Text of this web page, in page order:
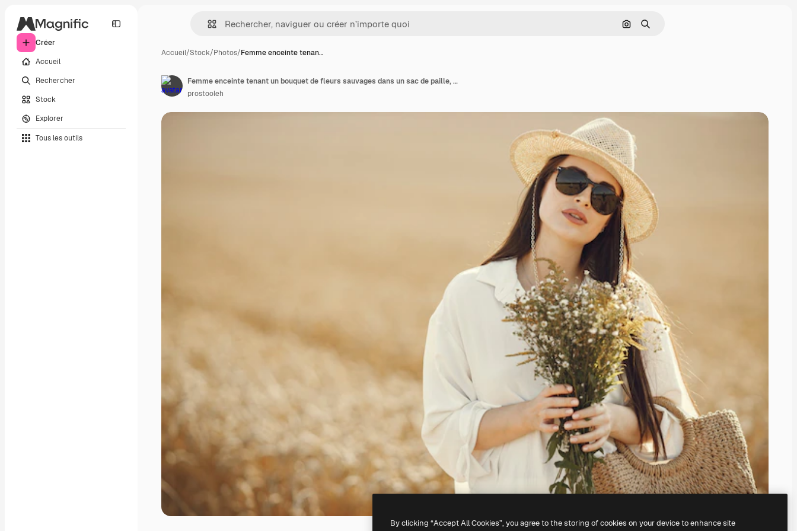
Créer
Accueil
Rechercher
Stock
Explorer
Tous les outils
Rechercher par image
Rechercher
Accueil/Stock/Photos/Femme enceinte tenan…
Femme enceinte tenant un bouquet de fleurs sauvages dans un sac de paille, marchant dans un champ de blé. Femme brune marchant dans le champ d'été portant des vêtements blancs
prostooleh
By clicking “Accept All Cookies”, you agree to the storing of cookies on your device to enhance site